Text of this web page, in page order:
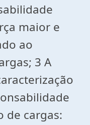
maior e
ao
3 A
de cargas: